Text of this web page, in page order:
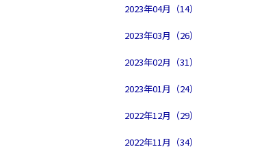
2023年04月（14）
2023年03月（26）
2023年02月（31）
2023年01月（24）
2022年12月（29）
2022年11月（34）